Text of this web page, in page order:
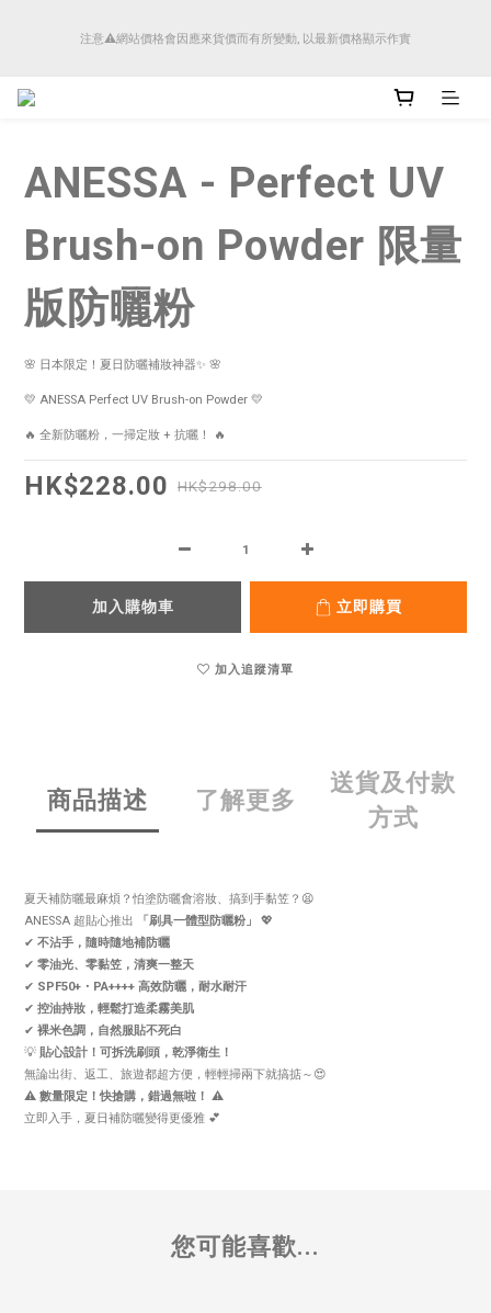
注意⚠️網站價格會因應來貨價而有所變動, 以最新價格顯示作實
順豐香港將於4月14日起減少SMS短訊發送, 所有快件自取訊息通知將全部改為透過官
ANESSA - Perfect UV
Brush-on Powder 限量
版防曬粉
🌸 日本限定！夏日防曬補妝神器✨ 🌸
💛 ANESSA Perfect UV Brush-on Powder 💛
🔥 全新防曬粉，一掃定妝 + 抗曬！ 🔥
HK$228.00 HK$298.00
加入購物車 立即購買
加入追蹤清單
商品描述 了解更多
送貨及付款
方式
夏天補防曬最麻煩？怕塗防曬會溶妝、搞到手黏笠？😫
ANESSA 超貼心推出
「刷具一體型防曬粉」
💖
✔ 不沾手，隨時隨地補防曬
✔ 零油光、零黏笠，清爽一整天
✔ SPF50+・PA++++ 高效防曬，耐水耐汗
✔ 控油持妝，輕鬆打造柔霧美肌
✔ 裸米色調，自然服貼不死白
💡 貼心設計！可拆洗刷頭，乾淨衛生！
無論出街、返工、旅遊都超方便，輕輕掃兩下就搞掂～😍
⚠ 數量限定！快搶購，錯過無啦！ ⚠
立即入手，夏日補防曬變得更優雅 💕
您可能喜歡...